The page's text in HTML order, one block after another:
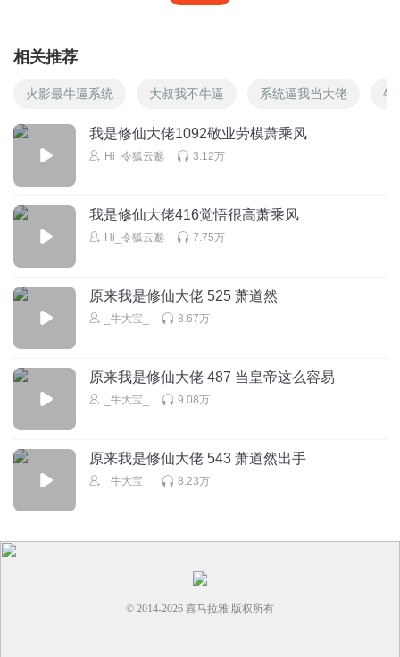
相关推荐
火影最牛逼系统 大叔我不牛逼 系统逼我当大佬 牛
我是修仙大佬1092敬业劳模萧乘风
Hi_令狐云邈 3.12万
我是修仙大佬416觉悟很高萧乘风
Hi_令狐云邈 7.75万
原来我是修仙大佬 525 萧道然
_牛大宝_ 8.67万
原来我是修仙大佬 487 当皇帝这么容易
_牛大宝_ 9.08万
原来我是修仙大佬 543 萧道然出手
_牛大宝_ 8.23万
© 2014-2026 喜马拉雅 版权所有